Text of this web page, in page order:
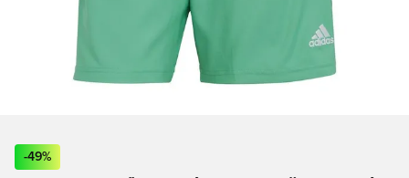
-49%